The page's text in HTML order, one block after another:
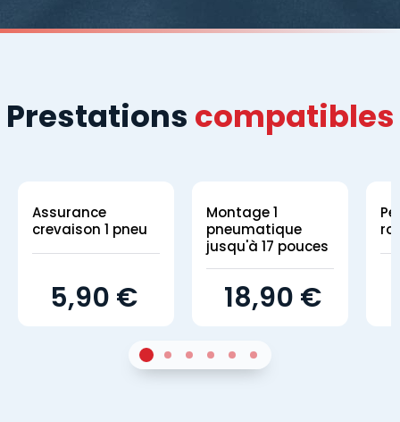
Prestations compatibles
Assurance
crevaison 1 pneu
5,90 €
Montage 1
pneumatique
jusqu'à 17 pouces
18,90 €
Sur 42Sur 43Sur 44Sur 45Sur 46Sur 4